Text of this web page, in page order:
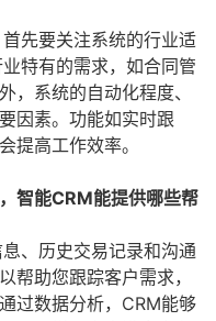
先要关注系统的行业适
特有的需求，如合同管
，系统的自动化程度、
因素。功能如实时跟
提高工作效率。
智能CRM能提供哪些帮
、历史交易记录和沟通
帮助您跟踪客户需求，
过数据分析，CRM能够